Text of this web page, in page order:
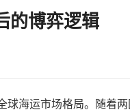
的博弈逻辑
球海运市场格局。随着